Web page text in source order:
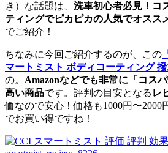
き）な話題は、 洗車初心者必見！コ
ティングでピカピカの人気でオスス
でご紹介！
ちなみに今回ご紹介するのが、この
マートミスト ボディコーティング 撥
の。 Amazonなどでも非常に「コス
高い商品です。評判の目安となる レ
価なので安心！価格も1000円〜2000
でお買い得ですね！